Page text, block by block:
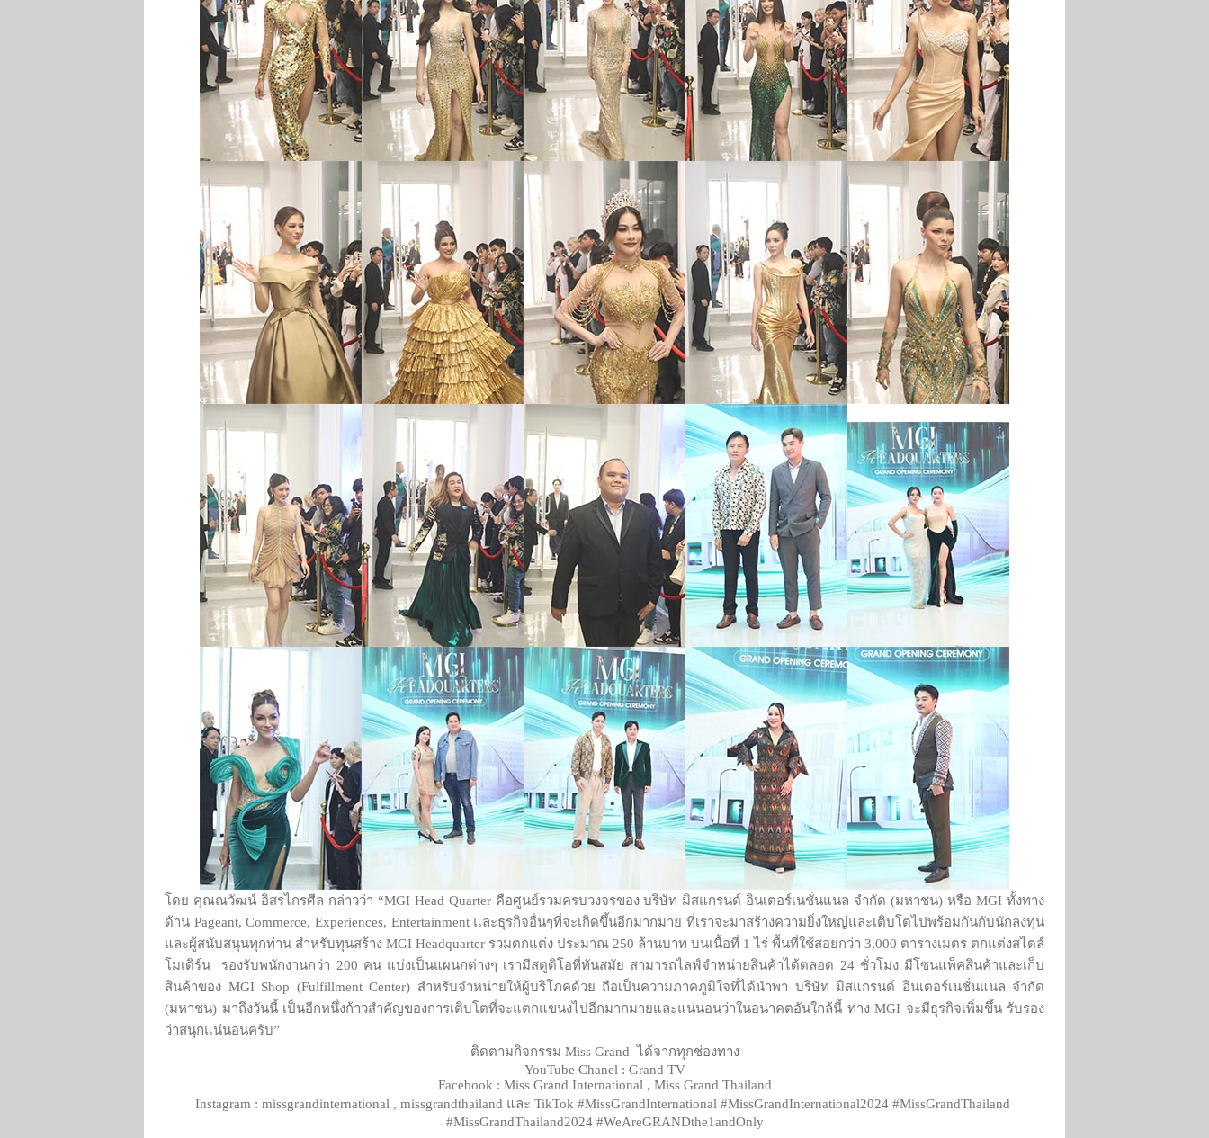
โดย คุณณวัฒน์ อิสรไกรศีล กล่าวว่า “MGI Head Quarter คือศูนย์รวมครบวงจรของ บริษัท มิสแกรนด์ อินเตอร์เนชั่นแนล จำกัด (มหาชน) หรือ MGI ทั้งทาง
ด้าน Pageant, Commerce, Experiences, Entertainment และธุรกิจอื่นๆที่จะเกิดขึ้นอีกมากมาย ที่เราจะมาสร้างความยิ่งใหญ่และเติบโตไปพร้อมกันกับนักลงทุน
และผู้สนับสนุนทุกท่าน สำหรับทุนสร้าง MGI Headquarter รวมตกแต่ง ประมาณ 250 ล้านบาท บนเนื้อที่ 1 ไร่ พื้นที่ใช้สอยกว่า 3,000 ตารางเมตร ตกแต่งสไตล์
โมเดิร์น รองรับพนักงานกว่า 200 คน แบ่งเป็นแผนกต่างๆ เรามีสตูดิโอที่ทันสมัย สามารถไลฟ์จำหน่ายสินค้าได้ตลอด 24 ชั่วโมง มีโซนแพ็คสินค้าและเก็บ
สินค้าของ MGI Shop (Fulfillment Center) สำหรับจำหน่ายให้ผู้บริโภคด้วย ถือเป็นความภาคภูมิใจที่ได้นำพา บริษัท มิสแกรนด์ อินเตอร์เนชั่นแนล จำกัด
(มหาชน) มาถึงวันนี้ เป็นอีกหนึ่งก้าวสำคัญของการเติบโตที่จะแตกแขนงไปอีกมากมายและแน่นอนว่าในอนาคตอันใกล้นี้ ทาง MGI จะมีธุรกิจเพิ่มขึ้น รับรอง
ว่าสนุกแน่นอนครับ”
ติดตามกิจกรรม Miss Grand ได้จากทุกช่องทาง
YouTube Chanel : Grand TV
Facebook : Miss Grand International , Miss Grand Thailand
Instagram : missgrandinternational , missgrandthailand และ TikTok #MissGrandInternational #MissGrandInternational2024 #MissGrandThailand
#MissGrandThailand2024 #WeAreGRANDthe1andOnly